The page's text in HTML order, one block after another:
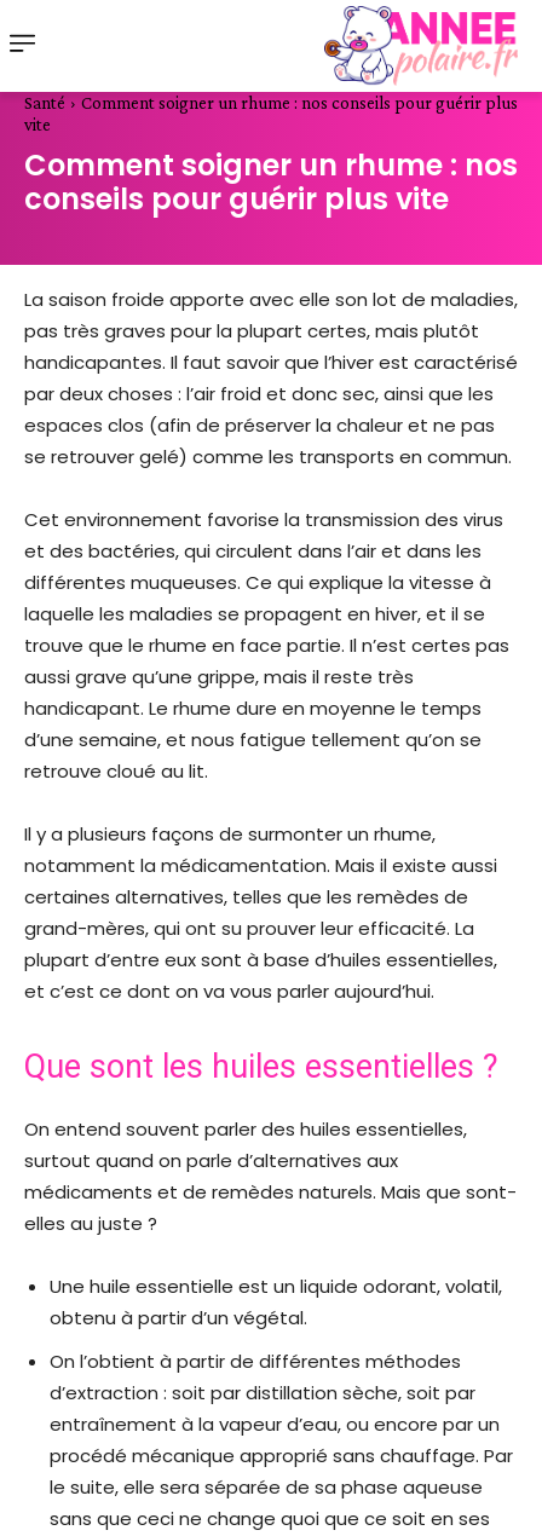
Santé
Comment soigner un rhume : nos conseils pour guérir plus
vite
Comment soigner un rhume : nos
conseils pour guérir plus vite
La saison froide apporte avec elle son lot de maladies,
pas très graves pour la plupart certes, mais plutôt
handicapantes. Il faut savoir que l’hiver est caractérisé
par deux choses : l’air froid et donc sec, ainsi que les
espaces clos (afin de préserver la chaleur et ne pas
se retrouver gelé) comme les transports en commun.
Cet environnement favorise la transmission des virus
et des bactéries, qui circulent dans l’air et dans les
différentes muqueuses. Ce qui explique la vitesse à
laquelle les maladies se propagent en hiver, et il se
trouve que le rhume en face partie. Il n’est certes pas
aussi grave qu’une grippe, mais il reste très
handicapant. Le rhume dure en moyenne le temps
d’une semaine, et nous fatigue tellement qu’on se
retrouve cloué au lit.
Il y a plusieurs façons de surmonter un rhume,
notamment la médicamentation. Mais il existe aussi
certaines alternatives, telles que les remèdes de
grand-mères, qui ont su prouver leur efficacité. La
plupart d’entre eux sont à base d’huiles essentielles,
et c’est ce dont on va vous parler aujourd’hui.
Que sont les huiles essentielles ?
On entend souvent parler des huiles essentielles,
surtout quand on parle d’alternatives aux
médicaments et de remèdes naturels. Mais que sont-
elles au juste ?
Une huile essentielle est un liquide odorant, volatil,
obtenu à partir d’un végétal.
On l’obtient à partir de différentes méthodes
d’extraction : soit par distillation sèche, soit par
entraînement à la vapeur d’eau, ou encore par un
procédé mécanique approprié sans chauffage. Par
le suite, elle sera séparée de sa phase aqueuse
sans que ceci ne change quoi que ce soit en ses